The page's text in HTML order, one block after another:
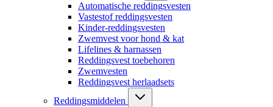
Automatische reddingsvesten
Vastestof reddingsvesten
Kinder-reddingsvesten
Zwemvest voor hond & kat
Lifelines & harnassen
Reddingsvest toebehoren
Zwemvesten
Reddingsvest herlaadsets
Reddingsmiddelen